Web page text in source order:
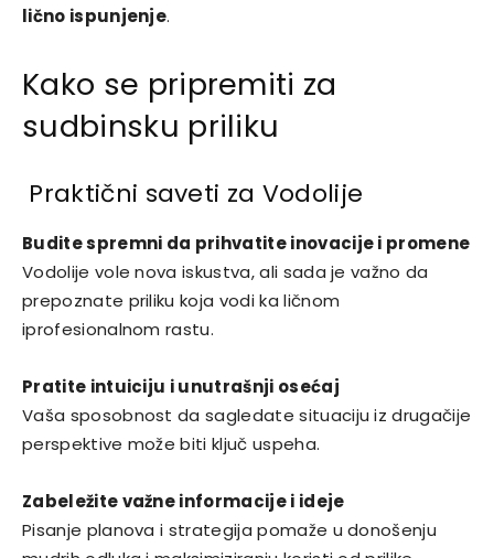
lično ispunjenje.
Kako se pripremiti za
sudbinsku priliku
Praktični saveti za Vodolije
Budite spremni da prihvatite inovacije i promene
Vodolije vole nova iskustva, ali sada je važno da
prepoznate priliku koja vodi ka ličnom
iprofesionalnom rastu.
Pratite intuiciju i unutrašnji osećaj
Vaša sposobnost da sagledate situaciju iz drugačije
perspektive može biti ključ uspeha.
Zabeležite važne informacije i ideje
Pisanje planova i strategija pomaže u donošenju